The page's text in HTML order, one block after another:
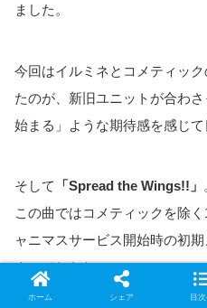
ました。
今回はイルミネとコメティッ
たのが、新旧ユニットが合わ
始まる」ような期待感を感じて
そして 「Spread the Wings!!」
この曲ではコメティックを除
ャニマスサービス開始時の初
ナルでしたね～。
ホーム シェア 目